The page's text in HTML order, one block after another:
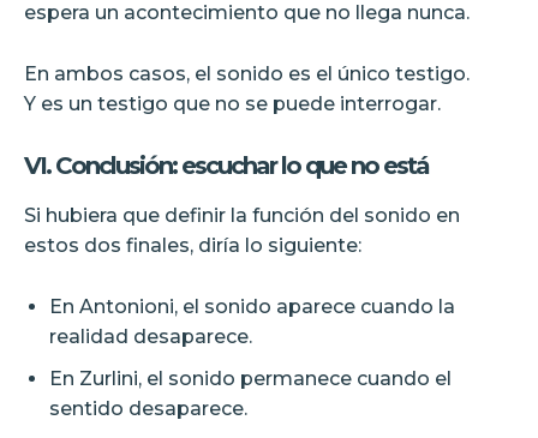
espera un acontecimiento que no llega nunca.
En ambos casos, el sonido es el único testigo.
Y es un testigo que no se puede interrogar.
VI. Conclusión: escuchar lo que no está
Si hubiera que definir la función del sonido en
estos dos finales, diría lo siguiente:
En Antonioni, el sonido aparece cuando la
realidad desaparece.
En Zurlini, el sonido permanece cuando el
sentido desaparece.